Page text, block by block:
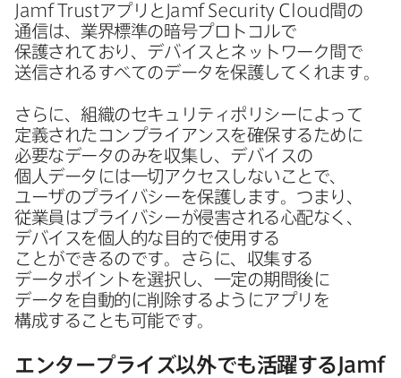
Jamf Trustアプリと Jamf Security Cloud 間の​
通信は、​業界標準の​暗号プロトコルで​
保護されており、​デバイスと​ネットワーク間で​
送信される​すべての​データを​保護してくれます。
さらに、​組織の​セキュリティポリシーに​よって​
定義された​コンプライアンスを​確保する​ために​
必要な​データのみを​収集し、​デバイスの​
個人データには​一切アクセスしない​ことで、​
ユーザの​プライバシーを​保護します。​つまり、​
従業員は​プライバシーが​侵害される​心配なく、​
デバイスを​個人的な​目的で​使用する​
ことができるのです。​さらに、​収集する​
データポイントを​選択し、​一定の​期間後に​
データを​自動的に​削除するように​アプリを​
構成する​ことも​可能です。
エンタープライズ以外でも​活躍する Jamf